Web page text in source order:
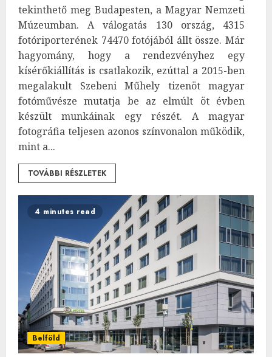
tekinthető meg Budapesten, a Magyar Nemzeti
Múzeumban. A válogatás 130 ország, 4315
fotóriporterének 74470 fotójából állt össze. Már
hagyomány, hogy a rendezvényhez egy
kísérőkiállítás is csatlakozik, ezúttal a 2015-ben
megalakult Szebeni Műhely tizenöt magyar
fotóművésze mutatja be az elmúlt öt évben
készült munkáinak egy részét. A magyar
fotográfia teljesen azonos színvonalon működik,
mint a...
TOVÁBBI RÉSZLETEK
4 minutes read
Belföld